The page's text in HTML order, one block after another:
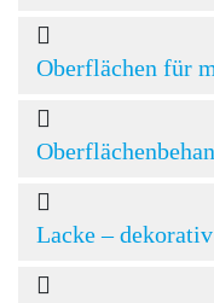
Oberflächen für
Lacke –